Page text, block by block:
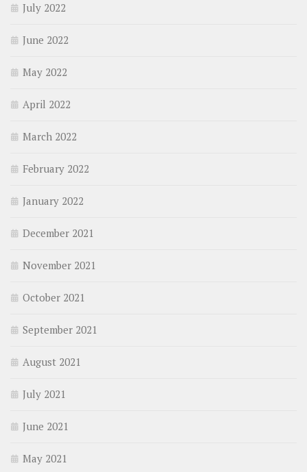
July 2022
June 2022
May 2022
April 2022
March 2022
February 2022
January 2022
December 2021
November 2021
October 2021
September 2021
August 2021
July 2021
June 2021
May 2021